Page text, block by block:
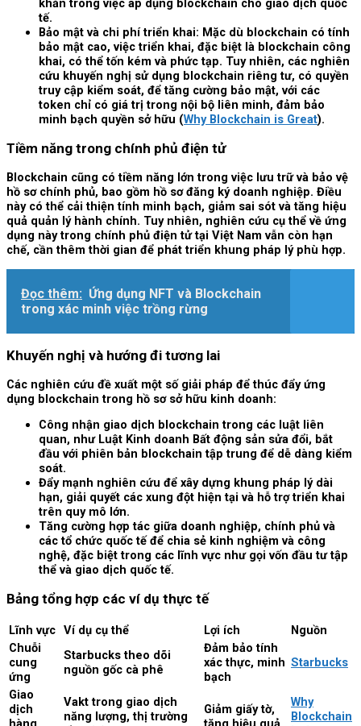
khăn trong việc áp dụng blockchain cho giao dịch quốc
tế.
Bảo mật và chi phí triển khai: Mặc dù blockchain có tính
bảo mật cao, việc triển khai, đặc biệt là blockchain công
khai, có thể tốn kém và phức tạp. Tuy nhiên, các nghiên
cứu khuyến nghị sử dụng blockchain riêng tư, có quyền
truy cập kiểm soát, để tăng cường bảo mật, với các
token chỉ có giá trị trong nội bộ liên minh, đảm bảo
minh bạch quyền sở hữu (Why Blockchain is Great).
Tiềm năng trong chính phủ điện tử
Blockchain cũng có tiềm năng lớn trong việc lưu trữ và bảo vệ
hồ sơ chính phủ, bao gồm hồ sơ đăng ký doanh nghiệp. Điều
này có thể cải thiện tính minh bạch, giảm sai sót và tăng hiệu
quả quản lý hành chính. Tuy nhiên, nghiên cứu cụ thể về ứng
dụng này trong chính phủ điện tử tại Việt Nam vẫn còn hạn
chế, cần thêm thời gian để phát triển khung pháp lý phù hợp.
Đọc thêm: Ứng dụng NFT và Blockchain
trong xác minh việc trồng rừng
Khuyến nghị và hướng đi tương lai
Các nghiên cứu đề xuất một số giải pháp để thúc đẩy ứng
dụng blockchain trong hồ sơ sở hữu kinh doanh:
Công nhận giao dịch blockchain trong các luật liên
quan, như Luật Kinh doanh Bất động sản sửa đổi, bắt
đầu với phiên bản blockchain tập trung để dễ dàng kiểm
soát.
Đẩy mạnh nghiên cứu để xây dựng khung pháp lý dài
hạn, giải quyết các xung đột hiện tại và hỗ trợ triển khai
trên quy mô lớn.
Tăng cường hợp tác giữa doanh nghiệp, chính phủ và
các tổ chức quốc tế để chia sẻ kinh nghiệm và công
nghệ, đặc biệt trong các lĩnh vực như gọi vốn đầu tư tập
thể và giao dịch quốc tế.
Bảng tổng hợp các ví dụ thực tế
Lĩnh vực Ví dụ cụ thể Lợi ích
Nguồn
Chuỗi
cung
ứng
Starbucks theo dõi
nguồn gốc cà phê
Đảm bảo tính
xác thực, minh
bạch
Starbucks
Giao
dịch
Vakt trong giao dịch
năng lượng, thị trường
Giảm giấy tờ,
Why
Blockchain